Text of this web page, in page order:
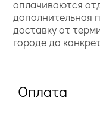
оплачиваются
дополнительная
доставку от
городе до
Оплата